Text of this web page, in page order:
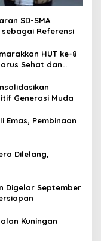
SD-SMA
sebagai Referensi
HUT ke-8
Sehat dan
Generasi Muda
Emas, Pembinaan
Dilelang,
Digelar September
Kuningan